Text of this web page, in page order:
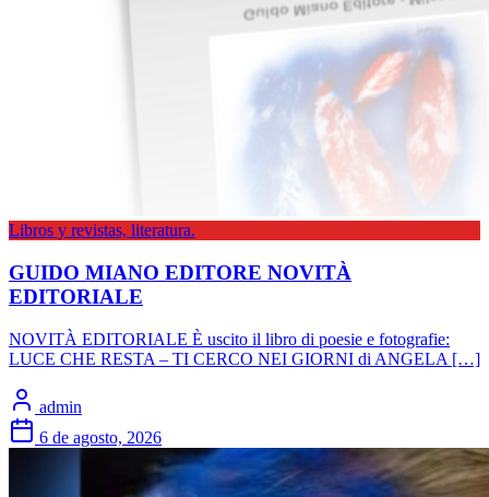
Libros y revistas, literatura.
GUIDO MIANO EDITORE NOVITÀ
EDITORIALE
NOVITÀ EDITORIALE È uscito il libro di poesie e fotografie:
LUCE CHE RESTA – TI CERCO NEI GIORNI di ANGELA […]
admin
6 de agosto, 2026